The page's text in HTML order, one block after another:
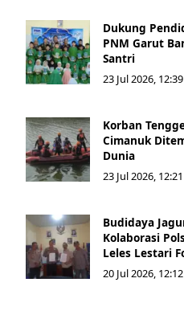
Dukung
PNM Garut
Santri
23 Jul 2026,
Korban
Cimanuk
Dunia
23 Jul 2026,
Budidaya
Kolaborasi
Leles Lestari
20 Jul 2026,